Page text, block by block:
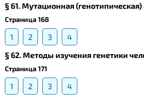
§ 61. Мутационная
Страница 168
1 2 3
4
§ 62. Методы изучения генетики
Страница 171
1 2 3
4